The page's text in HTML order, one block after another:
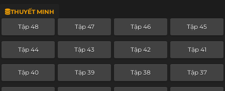
Tập 24
THUYẾT MINH
Tập 48 Tập 47 Tập 46 Tập 45
Tập 44 Tập 43 Tập 42 Tập 41
Tập 40 Tập 39 Tập 38 Tập 37